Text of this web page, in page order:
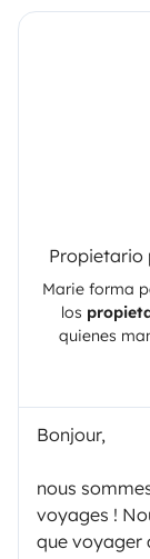
Propietario
Marie forma
los
quienes
Bonjour,
nous
voyages !
que voyager